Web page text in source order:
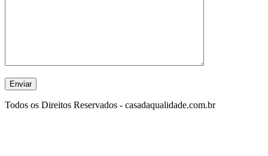
Todos os Direitos Reservados - casadaqualidade.com.br